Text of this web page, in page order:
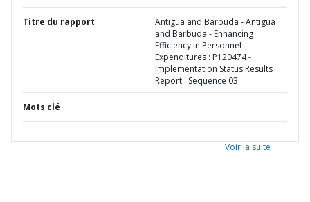
Titre du rapport
Antigua and Barbuda - Antigua
and Barbuda - Enhancing
Efficiency in Personnel
Expenditures : P120474 -
Implementation Status Results
Report : Sequence 03
Mots clé
Voir la suite